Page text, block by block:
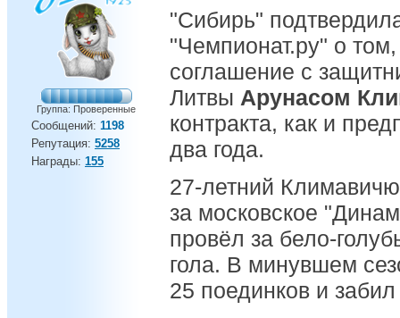
Группа: Проверенные
Сообщений: 1198
Репутация: 5258
Награды: 155
"Сибирь"
"Чемпионат.ру" о
соглашение с
Литвы Арунасом
контракта, как и
два года.
27-летний
за московское
провёл за бело-
гола. В минувшем
25 поединков и